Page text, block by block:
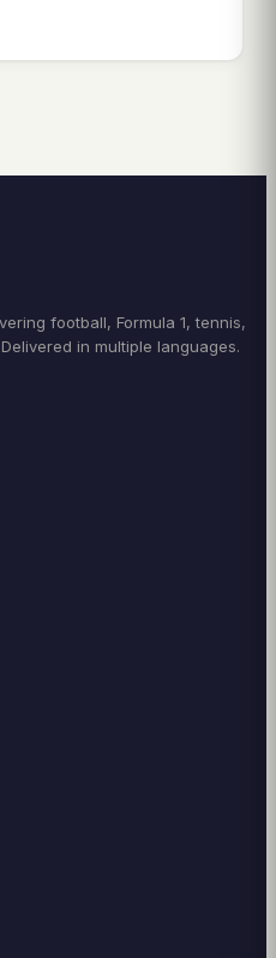
football, Formula 1, tennis,
in multiple languages.